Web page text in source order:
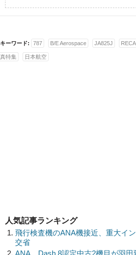
キーワード: 787 B/E Aerospace JA825J
真特集 日本航空
人気記事ランキング
飛行検査機のANA機接近、重大イ
交省
ANA、Dash 8認定中古2機目が羽